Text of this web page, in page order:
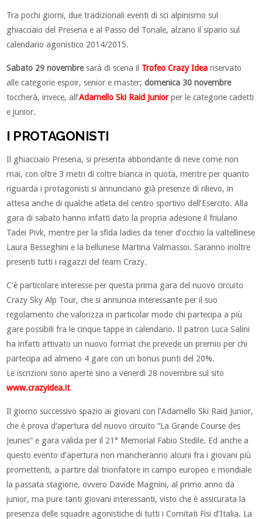
Tra pochi giorni, due tradizionali eventi di sci alpinismo sul
ghiacciaio del Presena e al Passo del Tonale, alzano il sipario sul
calendario agonistico 2014/2015.
Sabato 29 novembresarà di scena il Trofeo Crazy Ideariservato
alle categorie espoir, senior e master; domenica 30 novembre
toccherà, invece, all’Adamello Ski Raid Juniorper le categorie cadetti
e junior.
I PROTAGONISTI
Il ghiacciaio Presena, si presenta abbondante di neve come non
mai, con oltre 3 metri di coltre bianca in quota, mentre per quanto
riguarda i protagonisti si annunciano già presenze di rilievo, in
attesa anche di qualche atleta del centro sportivo dell’Esercito. Alla
gara di sabato hanno infatti dato la propria adesione il friulano
Tadei Pivk, mentre per la sfida ladies da tener d’occhio la valtellinese
Laura Besseghini e la bellunese Martina Valmassoi. Saranno inoltre
presenti tutti i ragazzi del team Crazy.
C’è particolare interesse per questa prima gara del nuovo circuito
Crazy Sky Alp Tour, che si annuncia interessante per il suo
regolamento che valorizza in particolar modo chi partecipa a più
gare possibili fra le cinque tappe in calendario. Il patron Luca Salini
ha infatti attivato un nuovo format che prevede un premio per chi
partecipa ad almeno 4 gare con un bonus punti del 20%.
Le iscrizioni sono aperte sino a venerdì 28 novembre sul sito
www.crazyidea.it.
Il giorno successivo spazio ai giovani con l’Adamello Ski Raid Junior,
che è prova d’apertura del nuovo circuito “La Grande Course des
Jeunes” e gara valida per il 21° Memorial Fabio Stedile. Ed anche a
questo evento d’apertura non mancheranno alcuni fra i giovani più
promettenti, a partire dal trionfatore in campo europeo e mondiale
la passata stagione, ovvero Davide Magnini, al primo anno da
junior, ma pure tanti giovani interessanti, visto che è assicurata la
presenza delle squadre agonistiche di tutti i Comitati Fisi d’Italia. La